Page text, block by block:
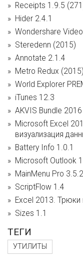
Receipts 1.9.5
Hider 2.4.1
Wondershare
Steredenn (2015)
Annotate 2.1.4
Metro Redux (2015)
World Explorer
iTunes 12.3
AKVIS Bundle 2016
Microsoft Excel
визуализация
Battery Info 1.0.1
Microsoft Outlook
MainMenu Pro 3.5.2
ScriptFlow 1.4
Excel 2013.
Sizes 1.1
ТЕГИ
УТИЛИТЫ